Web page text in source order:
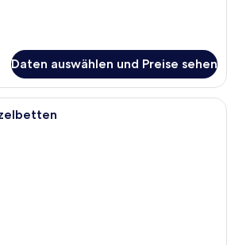
Daten auswählen und Preise sehen
Ein Hotelzimmer mit zwei Betten,